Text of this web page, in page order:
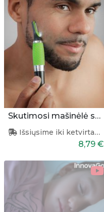
Skutimosi mašinėlė su lempute
Išsiųsime iki ketvirtadienio
8,79 €